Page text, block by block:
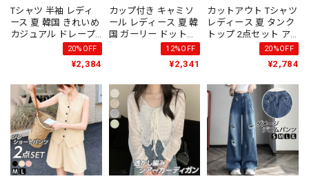
Tシャツ 半袖 レディ
ース 夏 韓国 きれいめ
カジュアル ドレープ
ネック ワンショルダ
ー風 サイドギャザー
タイト カットソー ス
見え 無地 肌見せ デー
ト 高見え [LS-
CGT147]
20%OFF
¥2,384
カップ付き キャミソ
ール レディース 夏 韓
国 ガーリー ドット柄
レース 胸元ギャザー
フロントリボン 2WAY
ホルターネック風 ク
トップ インナーいら
ず 華奢見え スリムフ
ィット 大人可愛い デ
ート カフェ お出かけ
[LS-CGT142]
12%OFF
¥2,341
カットアウト Tシャツ
レディース 夏 タンク
トップ 2点セット ア
シンメトリー クロッ
プド丈 半袖 グラフィ
ック レイヤード トッ
国 ストリート Y2K モ
ード ダンス 衣装 ライ
ブ フェス [LS-
CGT140]
20%OFF
¥2,784